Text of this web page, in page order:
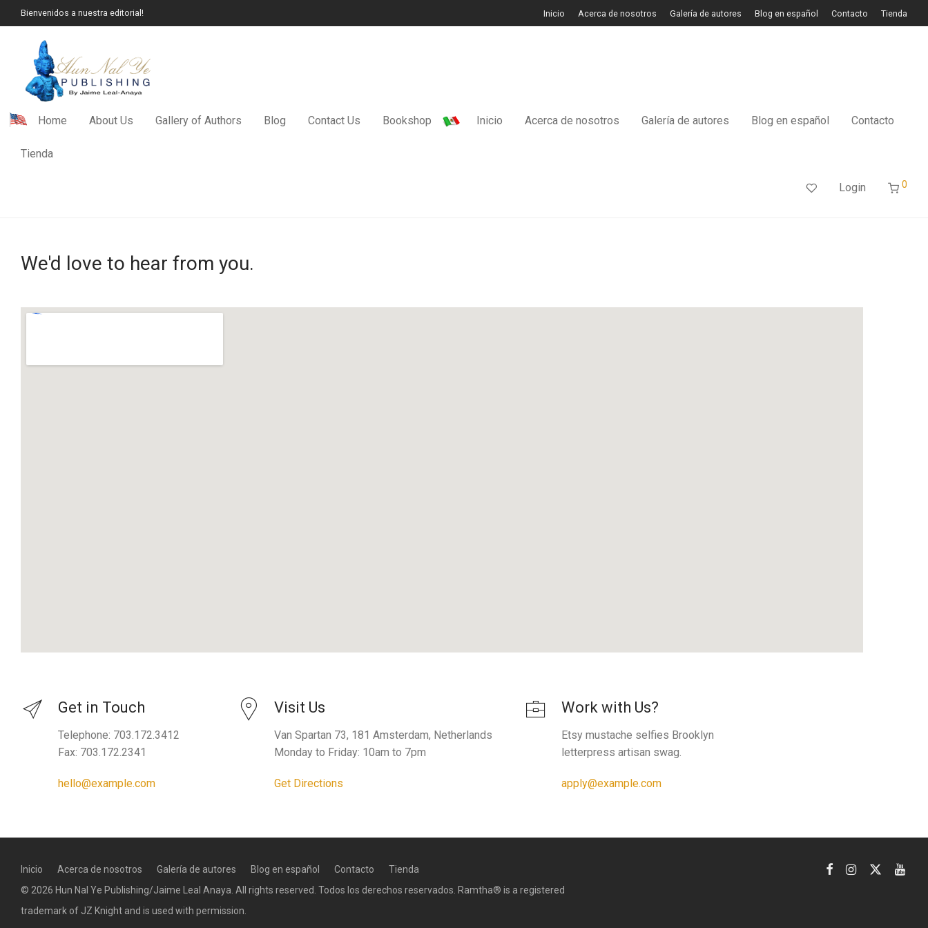
Bienvenidos a nuestra editorial! Inicio Acerca de nosotros Galería de autores Blog en español Contacto Tienda
Home About Us Gallery of Authors Blog Contact Us Bookshop Inicio Acerca de nosotros Galería de autores Blog en español Contacto
Tienda
Login 0
We'd love to hear from you.
Get in Touch
Telephone: 703.172.3412
Fax: 703.172.2341
hello@example.com
Visit Us
Van Spartan 73, 181 Amsterdam, Netherlands
Monday to Friday: 10am to 7pm
Get Directions
Work with Us?
Etsy mustache selfies Brooklyn
letterpress artisan swag.
apply@example.com
Inicio Acerca de nosotros Galería de autores Blog en español Contacto
Tienda
© 2026 Hun Nal Ye Publishing/Jaime Leal Anaya. All rights reserved. Todos los derechos reservados. Ramtha® is a registered
trademark of JZ Knight and is used with permission.